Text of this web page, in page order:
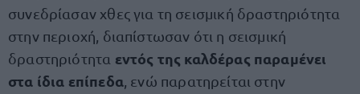
συνεδρίασαν χθες για τη σεισμική δραστηριότητα
στην περιοχή, διαπίστωσαν ότι η σεισμική
δραστηριότητα εντός της καλδέρας παραμένει
στα ίδια επίπεδα , ενώ παρατηρείται στην